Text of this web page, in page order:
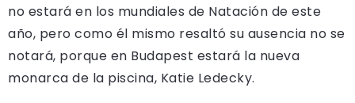
no estará en los mundiales de Natación de este
año, pero como él mismo resaltó su ausencia no se
notará, porque en Budapest estará la nueva
monarca de la piscina, Katie Ledecky.